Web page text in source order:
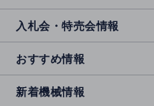
入札会・特売会情報
おすすめ情報
新着機械情報